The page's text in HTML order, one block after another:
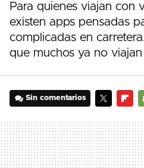
Para quienes viajan con
existen apps pensadas
complicadas en
que muchos ya no viajan
Sin comentarios